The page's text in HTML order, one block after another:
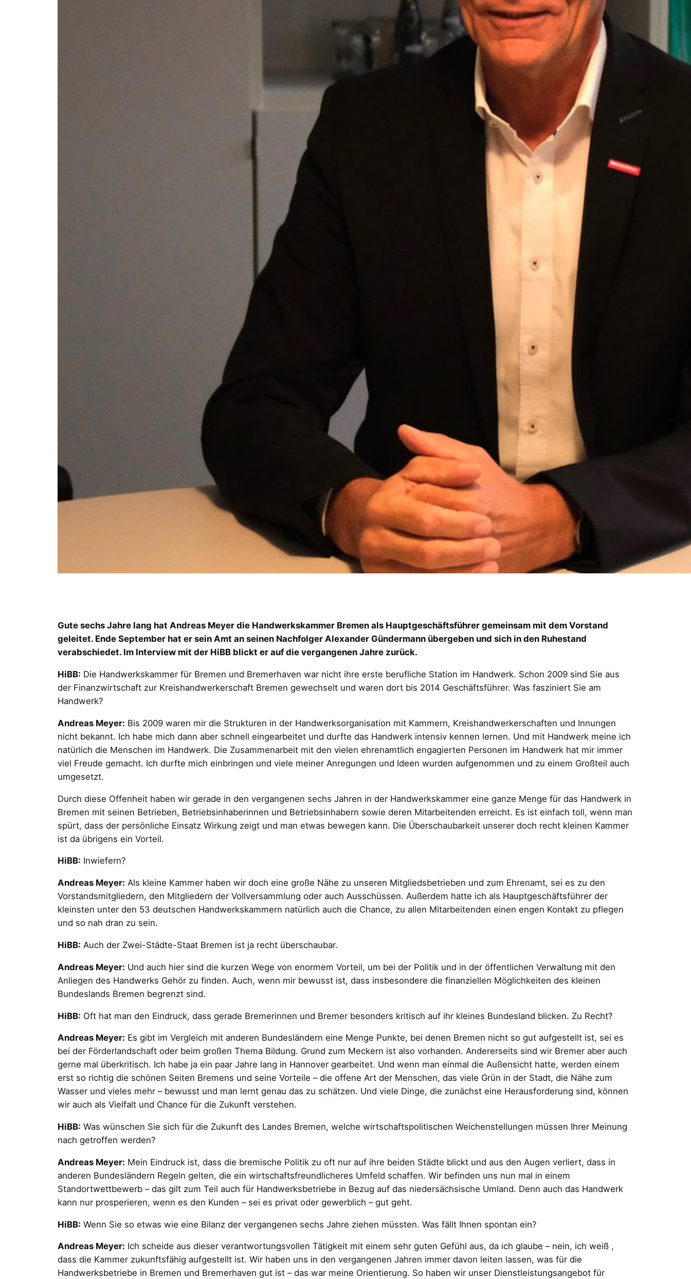
Gute sechs Jahre lang hat Andreas Meyer die Handwerkskammer Bremen als Hauptgeschäftsführer gemeinsam mit dem Vorstand
geleitet. Ende September hat er sein Amt an seinen Nachfolger Alexander Gündermann übergeben und sich in den Ruhestand
verabschiedet. Im Interview mit der HiBB blickt er auf die vergangenen Jahre zurück.
HiBB: Die Handwerkskammer für Bremen und Bremerhaven war nicht ihre erste berufliche Station im Handwerk. Schon 2009 sind Sie aus
der Finanzwirtschaft zur Kreishandwerkerschaft Bremen gewechselt und waren dort bis 2014 Geschäftsführer. Was fasziniert Sie am
Handwerk?
Andreas Meyer: Bis 2009 waren mir die Strukturen in der Handwerksorganisation mit Kammern, Kreishandwerkerschaften und Innungen
nicht bekannt. Ich habe mich dann aber schnell eingearbeitet und durfte das Handwerk intensiv kennen lernen. Und mit Handwerk meine ich
natürlich die Menschen im Handwerk. Die Zusammenarbeit mit den vielen ehrenamtlich engagierten Personen im Handwerk hat mir immer
viel Freude gemacht. Ich durfte mich einbringen und viele meiner Anregungen und Ideen wurden aufgenommen und zu einem Großteil auch
umgesetzt.
Durch diese Offenheit haben wir gerade in den vergangenen sechs Jahren in der Handwerkskammer eine ganze Menge für das Handwerk in
Bremen mit seinen Betrieben, Betriebsinhaberinnen und Betriebsinhabern sowie deren Mitarbeitenden erreicht. Es ist einfach toll, wenn man
spürt, dass der persönliche Einsatz Wirkung zeigt und man etwas bewegen kann. Die Überschaubarkeit unserer doch recht kleinen Kammer
ist da übrigens ein Vorteil.
HiBB: Inwiefern?
Andreas Meyer: Als kleine Kammer haben wir doch eine große Nähe zu unseren Mitgliedsbetrieben und zum Ehrenamt, sei es zu den
Vorstandsmitgliedern, den Mitgliedern der Vollversammlung oder auch Ausschüssen. Außerdem hatte ich als Hauptgeschäftsführer der
kleinsten unter den 53 deutschen Handwerkskammern natürlich auch die Chance, zu allen Mitarbeitenden einen engen Kontakt zu pflegen
und so nah dran zu sein.
HiBB: Auch der Zwei-Städte-Staat Bremen ist ja recht überschaubar.
Andreas Meyer: Und auch hier sind die kurzen Wege von enormem Vorteil, um bei der Politik und in der öffentlichen Verwaltung mit den
Anliegen des Handwerks Gehör zu finden. Auch, wenn mir bewusst ist, dass insbesondere die finanziellen Möglichkeiten des kleinen
Bundeslands Bremen begrenzt sind.
HiBB: Oft hat man den Eindruck, dass gerade Bremerinnen und Bremer besonders kritisch auf ihr kleines Bundesland blicken. Zu Recht?
Andreas Meyer: Es gibt im Vergleich mit anderen Bundesländern eine Menge Punkte, bei denen Bremen nicht so gut aufgestellt ist, sei es
bei der Förderlandschaft oder beim großen Thema Bildung. Grund zum Meckern ist also vorhanden. Andererseits sind wir Bremer aber auch
gerne mal überkritisch. Ich habe ja ein paar Jahre lang in Hannover gearbeitet. Und wenn man einmal die Außensicht hatte, werden einem
erst so richtig die schönen Seiten Bremens und seine Vorteile – die offene Art der Menschen, das viele Grün in der Stadt, die Nähe zum
Wasser und vieles mehr – bewusst und man lernt genau das zu schätzen. Und viele Dinge, die zunächst eine Herausforderung sind, können
wir auch als Vielfalt und Chance für die Zukunft verstehen.
HiBB: Was wünschen Sie sich für die Zukunft des Landes Bremen, welche wirtschaftspolitischen Weichenstellungen müssen Ihrer Meinung
nach getroffen werden?
Andreas Meyer: Mein Eindruck ist, dass die bremische Politik zu oft nur auf ihre beiden Städte blickt und aus den Augen verliert, dass in
anderen Bundesländern Regeln gelten, die ein wirtschaftsfreundlicheres Umfeld schaffen. Wir befinden uns nun mal in einem
Standortwettbewerb – das gilt zum Teil auch für Handwerksbetriebe in Bezug auf das niedersächsische Umland. Denn auch das Handwerk
kann nur prosperieren, wenn es den Kunden – sei es privat oder gewerblich – gut geht.
HiBB: Wenn Sie so etwas wie eine Bilanz der vergangenen sechs Jahre ziehen müssten. Was fällt Ihnen spontan ein?
Andreas Meyer: Ich scheide aus dieser verantwortungsvollen Tätigkeit mit einem sehr guten Gefühl aus, da ich glaube – nein, ich weiß ­,
dass die Kammer zukunftsfähig aufgestellt ist. Wir haben uns in den vergangenen Jahren immer davon leiten lassen, was für die
Handwerksbetriebe in Bremen und Bremerhaven gut ist – das war meine Orientierung. So haben wir unser Dienstleistungsangebot für